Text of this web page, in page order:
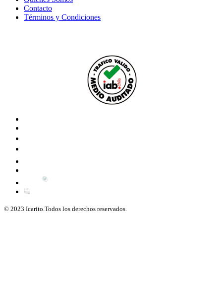
Contacto
Términos y Condiciones
© 2023 Icarito.Todos los derechos reservados.